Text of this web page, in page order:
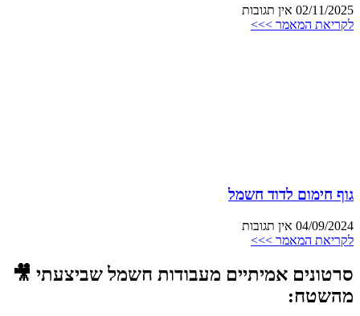
02/11/2025 אין תגובות
לקריאת המאמר >>>
גוף חימום לדוד חשמל
04/09/2024 אין תגובות
לקריאת המאמר >>>
סרטונים אמיתיים מעבודות חשמל שביצעתי 🎥
מהשטח: